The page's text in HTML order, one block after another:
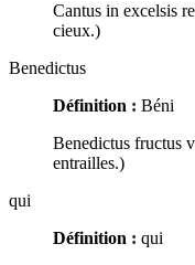
Cantus in excelsis
cieux.)
Benedictus
Définition : Béni
Benedictus fructus
entrailles.)
qui
Définition : qui